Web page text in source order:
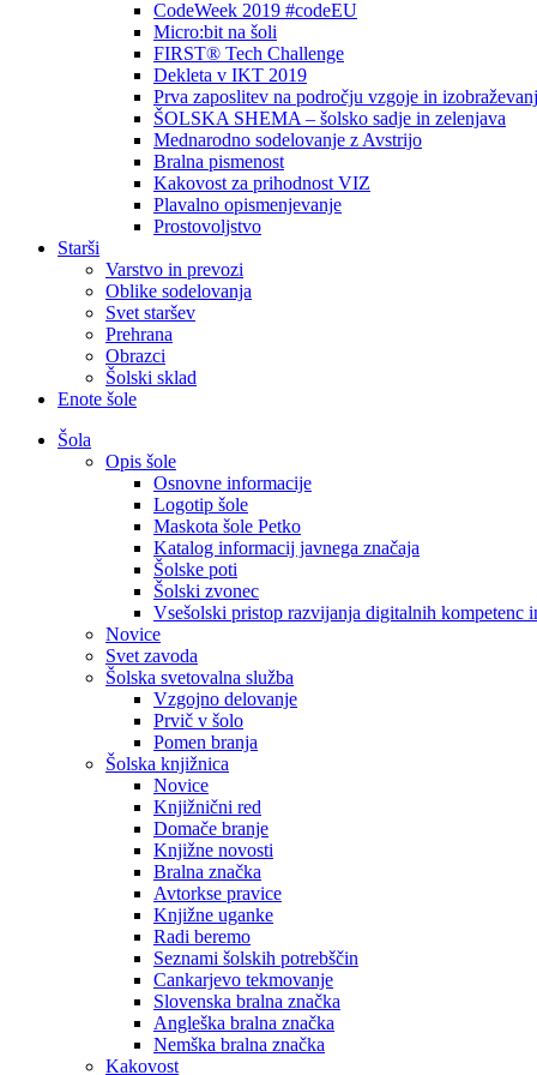
CodeWeek 2019 #codeEU
Micro:bit na šoli
FIRST® Tech Challenge
Dekleta v IKT 2019
Prva zaposlitev na področju vzgoje in
ŠOLSKA SHEMA – šolsko sadje in zelenjava
Mednarodno sodelovanje z Avstrijo
Bralna pismenost
Kakovost za prihodnost VIZ
Plavalno opismenjevanje
Prostovoljstvo
Starši
Varstvo in prevozi
Oblike sodelovanja
Svet staršev
Prehrana
Obrazci
Šolski sklad
Enote šole
Šola
Opis šole
Osnovne informacije
Logotip šole
Maskota šole Petko
Katalog informacij javnega značaja
Šolske poti
Šolski zvonec
Vsešolski pristop razvijanja digitalnih kompetenc
Novice
Svet zavoda
Šolska svetovalna služba
Vzgojno delovanje
Prvič v šolo
Pomen branja
Šolska knjižnica
Novice
Knjižnični red
Domače branje
Knjižne novosti
Bralna značka
Avtorkse pravice
Knjižne uganke
Radi beremo
Seznami šolskih potrebščin
Cankarjevo tekmovanje
Slovenska bralna značka
Angleška bralna značka
Nemška bralna značka
Kakovost